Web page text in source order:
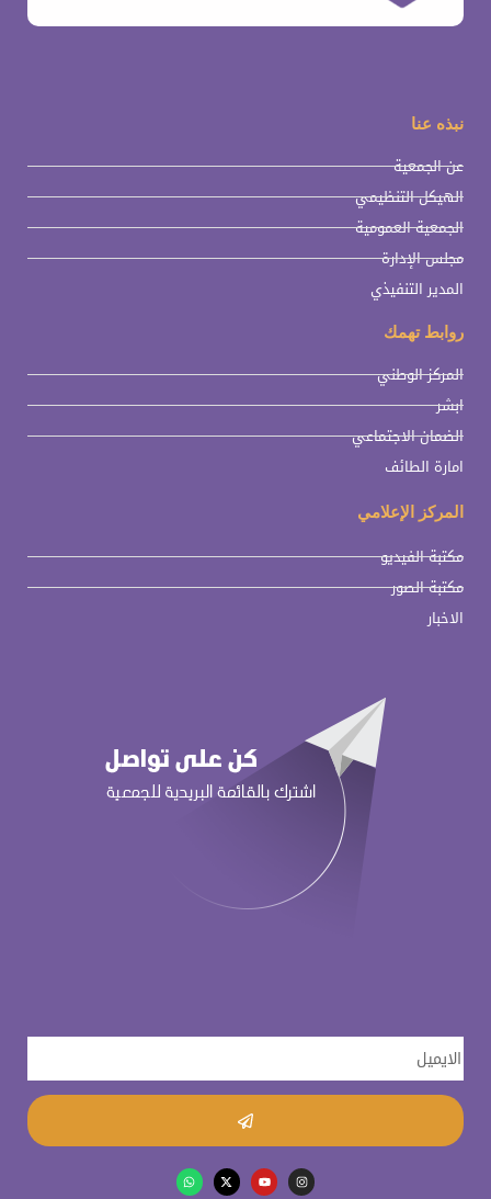
نبذه عنا
عن الجمعية
الهيكل التنظيمي
الجمعية العمومية
مجلس الإدارة
المدير التنفيذي
روابط تهمك
المركز الوطني
ابشر
الضمان الاجتماعي
امارة الطائف
المركز الإعلامي
مكتبة الفيديو
مكتبة الصور
الاخبار